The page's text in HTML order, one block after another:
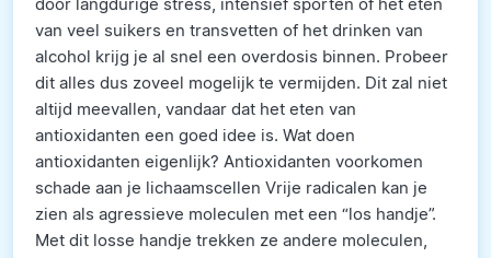
van veel suikers en transvetten of het drinken van
alcohol krijg je al snel een overdosis binnen. Probeer
dit alles dus zoveel mogelijk te vermijden. Dit zal niet
altijd meevallen, vandaar dat het eten van
antioxidanten een goed idee is. Wat doen
antioxidanten eigenlijk? Antioxidanten voorkomen
schade aan je lichaamscellen Vrije radicalen kan je
zien als agressieve moleculen met een “los handje”.
Met dit losse handje trekken ze andere moleculen,